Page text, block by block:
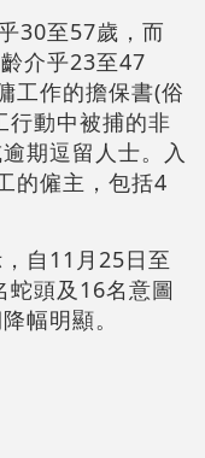
30至57歲，而
介乎23至47
工作的擔保書(俗
行動中被捕的非
期逗留人士。入
的僱主，包括4
自11月25日至
頭及16名意圖
幅明顯。